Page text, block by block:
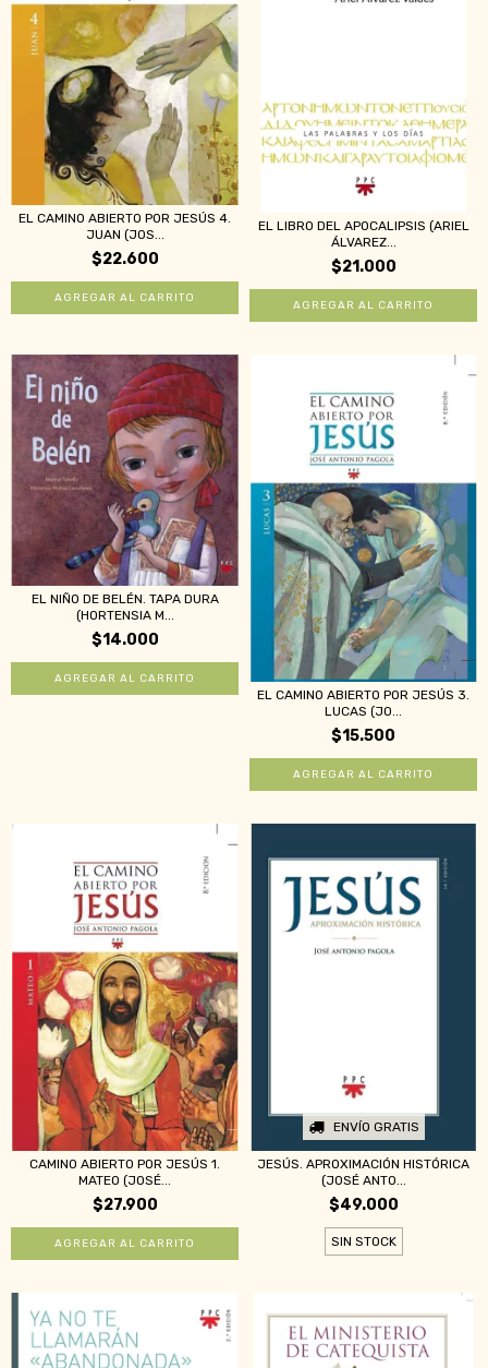
EL CAMINO ABIERTO POR JESÚS 4.
JUAN (JOS...
$22.600
EL LIBRO DEL APOCALIPSIS (ARIEL
ÁLVAREZ...
$21.000
EL NIÑO DE BELÉN. TAPA DURA
(HORTENSIA M...
$14.000
EL CAMINO ABIERTO POR JESÚS 3.
LUCAS (JO...
$15.500
CAMINO ABIERTO POR JESÚS 1.
MATEO (JOSÉ...
$27.900
ENVÍO GRATIS
JESÚS. APROXIMACIÓN HISTÓRICA
(JOSÉ ANTO...
$49.000
SIN STOCK